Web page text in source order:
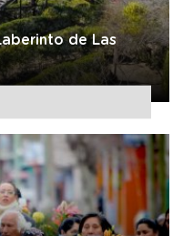
de Las